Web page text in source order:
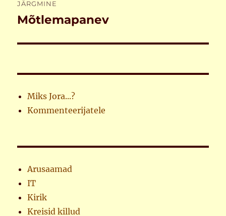
JÄRGMINE
Järgmine
Mõtlemapanev
Miks Jora...?
Kommenteerijatele
Arusaamad
IT
Kirik
Kreisid killud